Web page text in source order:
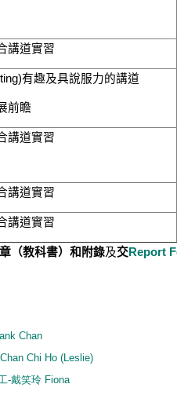
講道實習
有趣及具說服力的講道
前瞻
講道實習
講道實習
講道實習
章（教科書）和附錄及交Report
Chan
Chi Ho (Leslie)
-戴笑玲 Fiona